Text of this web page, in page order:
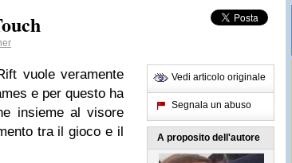
vuole veramente
e per questo ha
insieme al visore
tra il gioco e il
Vedi articolo originale
Segnala un abuso
A proposito dell'autore